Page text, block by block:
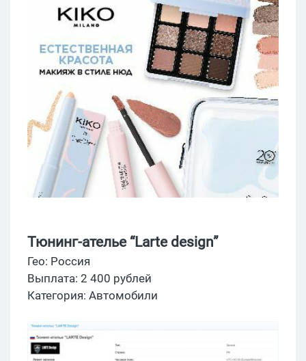
Тюнинг-ателье “Larte design”
Гео: Россия
Выплата: 2 400 рублей
Категория: Автомобили